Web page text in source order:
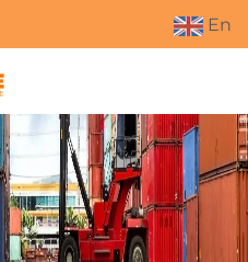
En
Pridobite ponudbo